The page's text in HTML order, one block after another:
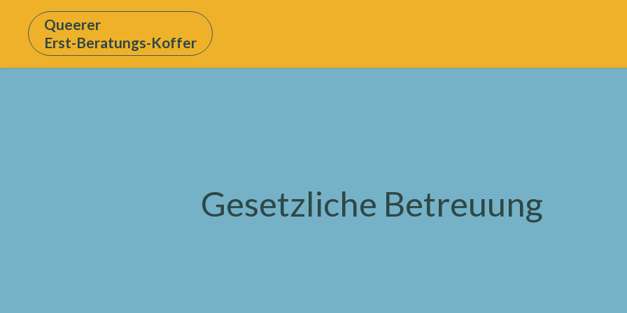
Queerer
Erst-Beratungs-Koffer
Gesetzliche Betreuung